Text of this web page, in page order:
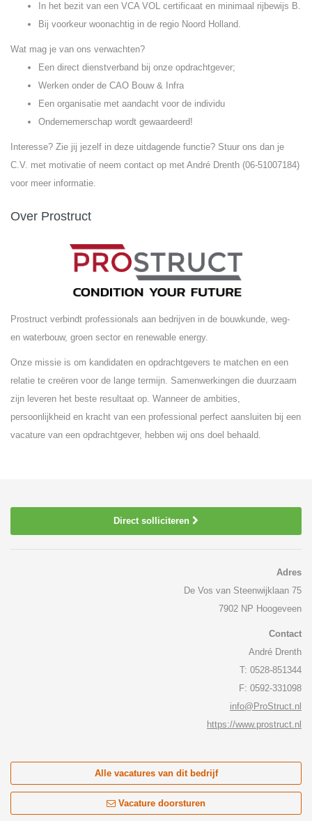
In het bezit van een VCA VOL certificaat en minimaal rijbewijs B.
Bij voorkeur woonachtig in de regio Noord Holland.
Wat mag je van ons verwachten?
Een direct dienstverband bij onze opdrachtgever;
Werken onder de CAO Bouw & Infra
Een organisatie met aandacht voor de individu
Ondernemerschap wordt gewaardeerd!
Interesse? Zie jij jezelf in deze uitdagende functie? Stuur ons dan je
C.V. met motivatie of neem contact op met André Drenth (06-51007184)
voor meer informatie.
Over Prostruct
Prostruct verbindt professionals aan bedrijven in de bouwkunde, weg-
en waterbouw, groen sector en renewable energy.
Onze missie is om kandidaten en opdrachtgevers te matchen en een
relatie te creëren voor de lange termijn. Samenwerkingen die duurzaam
zijn leveren het beste resultaat op. Wanneer de ambities,
persoonlijkheid en kracht van een professional perfect aansluiten bij een
vacature van een opdrachtgever, hebben wij ons doel behaald.
Direct solliciteren
Adres
De Vos van Steenwijklaan 75
7902 NP Hoogeveen
Contact
André Drenth
T: 0528-851344
F: 0592-331098
info@ProStruct.nl
https://www.prostruct.nl
Alle vacatures van dit bedrijf
Vacature doorsturen